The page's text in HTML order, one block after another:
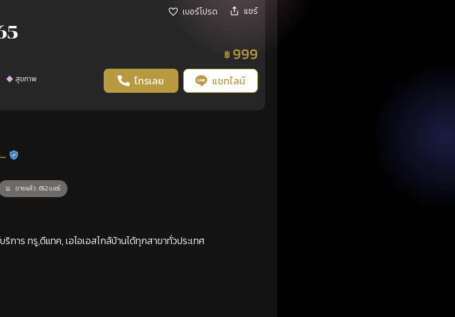
เบอร์โปรด แชร์
฿ 999
สุขภาพ โทรเลย แชทไลน์
ร้านยืนยันแล้ว
ขายแล้ว : 652 เบอร์
ร ทรู,ดีแทค, เอไอเอสไกล้บ้านได้ทุกสาขาทั่วประเทศ